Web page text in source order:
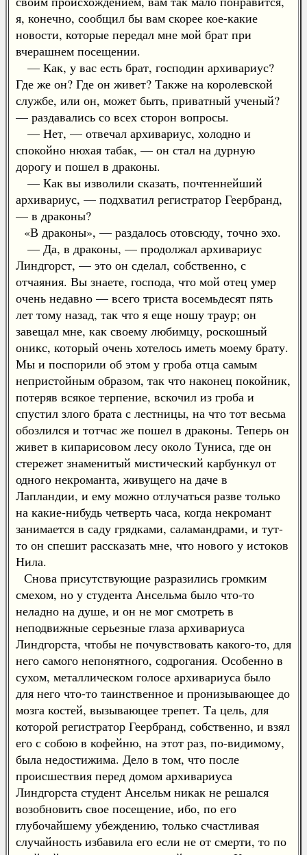
я, конечно, сообщил бы вам скорее кое-какие
новости, которые передал мне мой брат при
вчерашнем посещении.
— Как, у вас есть брат, господин архивариус?
Где же он? Где он живет? Также на королевской
службе, или он, может быть, приватный ученый?
— раздавались со всех сторон вопросы.
— Нет, — отвечал архивариус, холодно и
спокойно нюхая табак, — он стал на дурную
дорогу и пошел в драконы.
— Как вы изволили сказать, почтеннейший
архивариус, — подхватил регистратор Геербранд,
— в драконы?
«В драконы», — раздалось отовсюду, точно эхо.
— Да, в драконы, — продолжал архивариус
Линдгорст, — это он сделал, собственно, с
отчаяния. Вы знаете, господа, что мой отец умер
очень недавно — всего триста восемьдесят пять
лет тому назад, так что я еще ношу траур; он
завещал мне, как своему любимцу, роскошный
оникс, который очень хотелось иметь моему брату.
Мы и поспорили об этом у гроба отца самым
непристойным образом, так что наконец покойник,
потеряв всякое терпение, вскочил из гроба и
спустил злого брата с лестницы, на что тот весьма
обозлился и тотчас же пошел в драконы. Теперь он
живет в кипарисовом лесу около Туниса, где он
стережет знаменитый мистический карбункул от
одного некроманта, живущего на даче в
Лапландии, и ему можно отлучаться разве только
на какие-нибудь четверть часа, когда некромант
занимается в саду грядками, саламандрами, и тут-
то он спешит рассказать мне, что нового у истоков
Нила.
Снова присутствующие разразились громким
смехом, но у студента Ансельма было что-то
неладно на душе, и он не мог смотреть в
неподвижные серьезные глаза архивариуса
Линдгорста, чтобы не почувствовать какого-то, для
него самого непонятного, содрогания. Особенно в
сухом, металлическом голосе архивариуса было
для него что-то таинственное и пронизывающее до
мозга костей, вызывающее трепет. Та цель, для
которой регистратор Геербранд, собственно, и взял
его с собою в кофейню, на этот раз, по-видимому,
была недостижима. Дело в том, что после
происшествия перед домом архивариуса
Линдгорста студент Ансельм никак не решался
возобновить свое посещение, ибо, по его
глубочайшему убеждению, только счастливая
случайность избавила его если не от смерти, то по